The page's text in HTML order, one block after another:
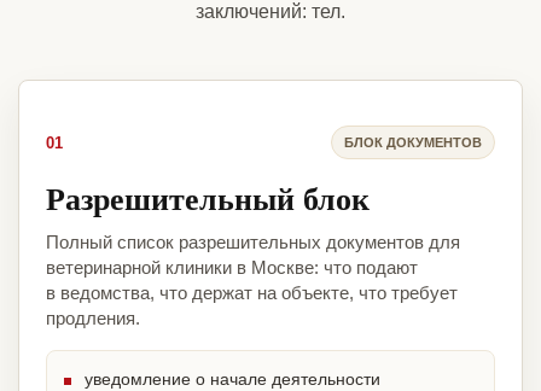
заключений: тел.
01 БЛОК ДОКУМЕНТОВ
Разрешительный блок
Полный список разрешительных документов для
ветеринарной клиники в Москве: что подают
в ведомства, что держат на объекте, что требует
продления.
уведомление о начале деятельности